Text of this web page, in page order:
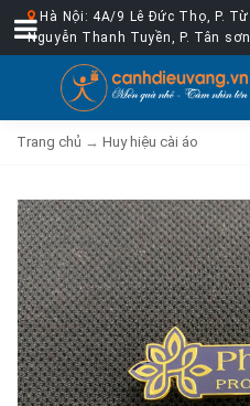
Hà Nội: 4A/9 Lê Đức Thọ, P.
Nguyễn Thanh Tuyền, P. Tân
Trang chủ → Huy hiệu cài áo